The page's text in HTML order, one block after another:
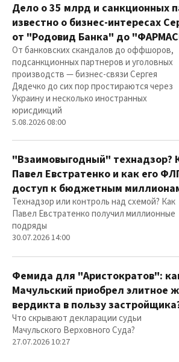
Дело о 35 млрд и санкционных
известно о бизнес-интересах
от "Родовид Банка" до
От банковских скандалов до оффшоров,
подсанкционных партнеров и уголовных
производств — бизнес-связи Сергея
Дядечко до сих пор простираются через
Украину и несколько иностранных
юрисдикций
5.08.2026 08:00
"Взаимовыгодный" технадзор?
Павел Евстратенко и как его
доступ к бюджетным
Технадзор или контроль над схемой? Как
Павел Евстратенко получил миллионные
подряды
30.07.2026 14:00
Фемида для "Аристократов":
Мачульский приобрел элитное
вердикта в пользу
Что скрывают декларации судьи
Мачульского Верховного Суда?
27.07.2026 10:27